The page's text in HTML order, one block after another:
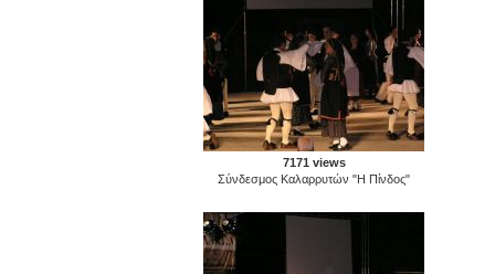
7171 views
Σύνδεσμος Καλαρρυτών "Η Πίνδος"